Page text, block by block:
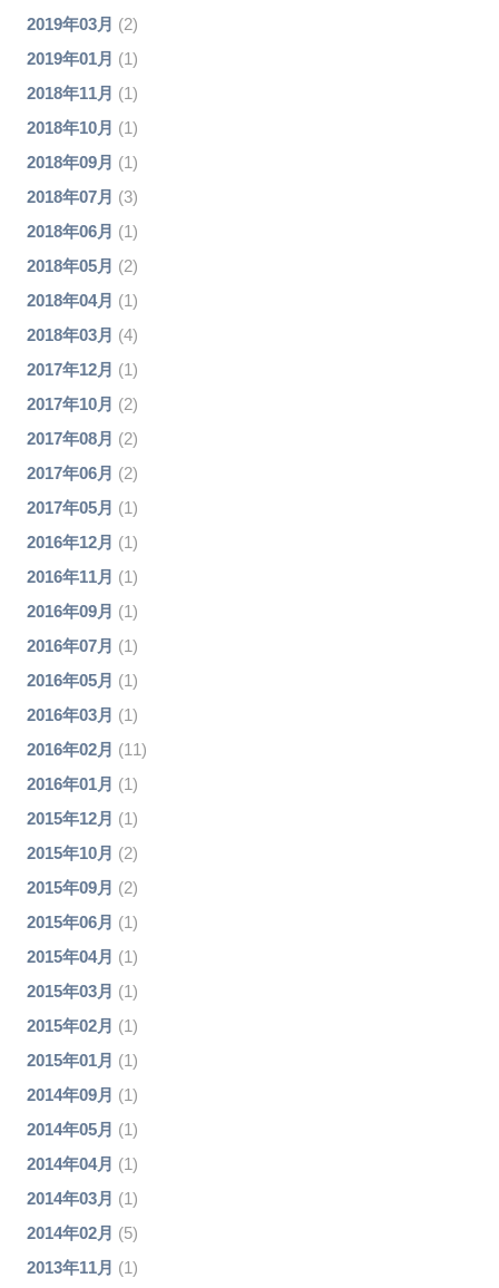
2019年03月 (2)
2019年01月 (1)
2018年11月 (1)
2018年10月 (1)
2018年09月 (1)
2018年07月 (3)
2018年06月 (1)
2018年05月 (2)
2018年04月 (1)
2018年03月 (4)
2017年12月 (1)
2017年10月 (2)
2017年08月 (2)
2017年06月 (2)
2017年05月 (1)
2016年12月 (1)
2016年11月 (1)
2016年09月 (1)
2016年07月 (1)
2016年05月 (1)
2016年03月 (1)
2016年02月 (11)
2016年01月 (1)
2015年12月 (1)
2015年10月 (2)
2015年09月 (2)
2015年06月 (1)
2015年04月 (1)
2015年03月 (1)
2015年02月 (1)
2015年01月 (1)
2014年09月 (1)
2014年05月 (1)
2014年04月 (1)
2014年03月 (1)
2014年02月 (5)
2013年11月 (1)